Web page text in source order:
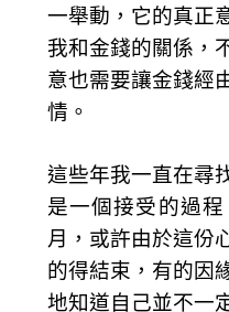
一舉動，它的真正
我和金錢的關係，
意也需要讓金錢經
情。
這些年我一直在尋
是一個接受的過
月，或許由於這份
的得結束，有的因
地知道自己並不一